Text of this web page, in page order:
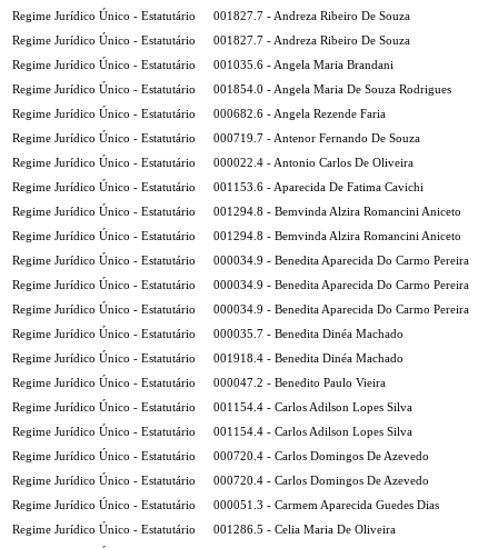
Regime Jurídico Único - Estatutário
001827.7 - Andreza Ribeiro De Souza
Regime Jurídico Único - Estatutário
001827.7 - Andreza Ribeiro De Souza
Regime Jurídico Único - Estatutário
001035.6 - Angela Maria Brandani
Regime Jurídico Único - Estatutário
001854.0 - Angela Maria De Souza Rodrigues
Regime Jurídico Único - Estatutário
000682.6 - Angela Rezende Faria
Regime Jurídico Único - Estatutário
000719.7 - Antenor Fernando De Souza
Regime Jurídico Único - Estatutário
000022.4 - Antonio Carlos De Oliveira
Regime Jurídico Único - Estatutário
001153.6 - Aparecida De Fatima Cavichi
Regime Jurídico Único - Estatutário
001294.8 - Bemvinda Alzira Romancini Aniceto
Regime Jurídico Único - Estatutário
001294.8 - Bemvinda Alzira Romancini Aniceto
Regime Jurídico Único - Estatutário
000034.9 - Benedita Aparecida Do Carmo Pereira
Regime Jurídico Único - Estatutário
000034.9 - Benedita Aparecida Do Carmo Pereira
Regime Jurídico Único - Estatutário
000034.9 - Benedita Aparecida Do Carmo Pereira
Regime Jurídico Único - Estatutário
000035.7 - Benedita Dinéa Machado
Regime Jurídico Único - Estatutário
001918.4 - Benedita Dinéa Machado
Regime Jurídico Único - Estatutário
000047.2 - Benedito Paulo Vieira
Regime Jurídico Único - Estatutário
001154.4 - Carlos Adilson Lopes Silva
Regime Jurídico Único - Estatutário
001154.4 - Carlos Adilson Lopes Silva
Regime Jurídico Único - Estatutário
000720.4 - Carlos Domingos De Azevedo
Regime Jurídico Único - Estatutário
000720.4 - Carlos Domingos De Azevedo
Regime Jurídico Único - Estatutário
000051.3 - Carmem Aparecida Guedes Dias
Regime Jurídico Único - Estatutário
001286.5 - Celia Maria De Oliveira